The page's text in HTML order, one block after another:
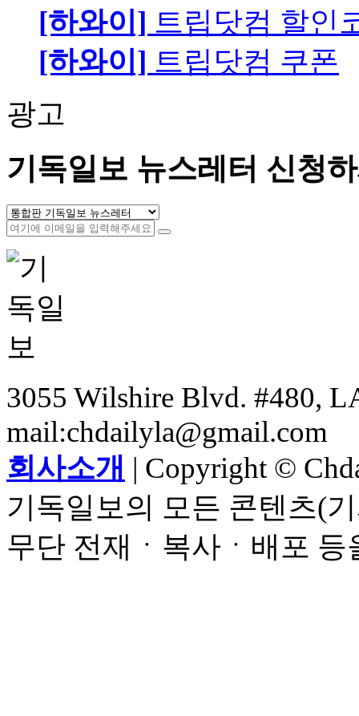
[하와이] 트립닷컴 할인
[하와이] 트립닷컴 쿠폰
광고
기독일보 뉴스레터 신청
3055 Wilshire Blvd. #480,
mail:chdailyla@gmail.com
회사소개 | Copyright ©
기독일보의 모든 콘텐츠(
무단 전재ㆍ복사ㆍ배포 등